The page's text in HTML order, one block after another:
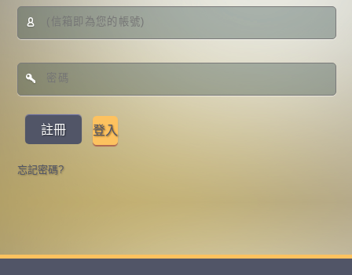
註冊 登入
忘記密碼?